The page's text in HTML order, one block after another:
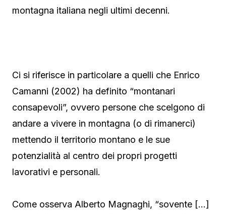
montagna italiana negli ultimi decenni.
Ci si riferisce in particolare a quelli che Enrico
Camanni (2002) ha definito “montanari
consapevoli”, ovvero persone che scelgono di
andare a vivere in montagna (o di rimanerci)
mettendo il territorio montano e le sue
potenzialità al centro dei propri progetti
lavorativi e personali.
Come osserva Alberto Magnaghi, “sovente […]